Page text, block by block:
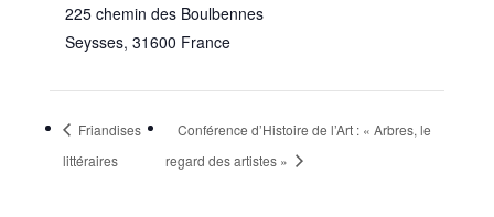
225 chemin des Boulbennes
Seysses, 31600 France
Friandises
littéraires
Conférence d’Histoire de l’Art : « Arbres, le
regard des artistes »